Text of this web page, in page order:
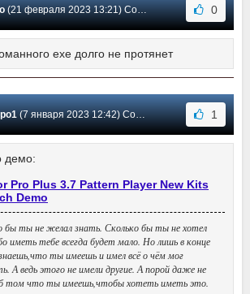
(21 февраля 2023 13:21) Сообщение #9 0
exe долго не протянет
(7 января 2023 12:42) Сообщение #8 1
демо:
Pro Plus 3.7 Pattern Player New Kits
Demo
бы ты не желал знать. Сколько бы ты не хотел
иметь тебе всегда будет мало. Но лишь в конце
ты имеешь и имел всё о чём мог
А ведь этого не имели другие. А порой даже не
том что ты имеешь,чтобы хотеть иметь это.